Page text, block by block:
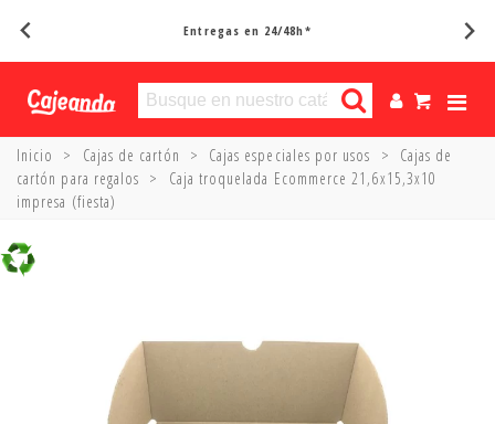
Entregas en 24/48h*
Inicio > Cajas de cartón > Cajas especiales por usos >
Cajas de
cartón para regalos >
Caja troquelada Ecommerce 21,6x15,3x10
impresa (fiesta)